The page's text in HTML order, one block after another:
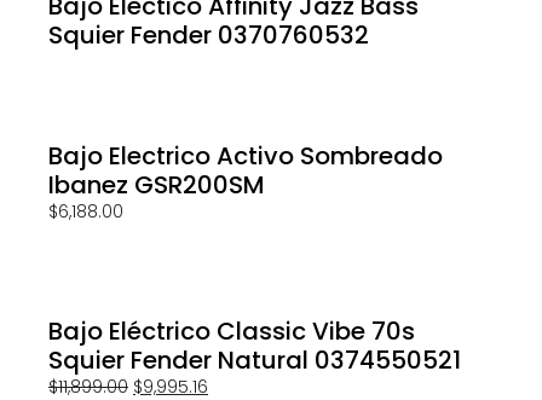
Squier Fender 0370760532
Bajo Electrico Activo Sombreado
Ibanez GSR200SM
$6,188.00
Bajo Eléctrico Classic Vibe 70s
Squier Fender Natural 0374550521
$11,899.00 $9,995.16